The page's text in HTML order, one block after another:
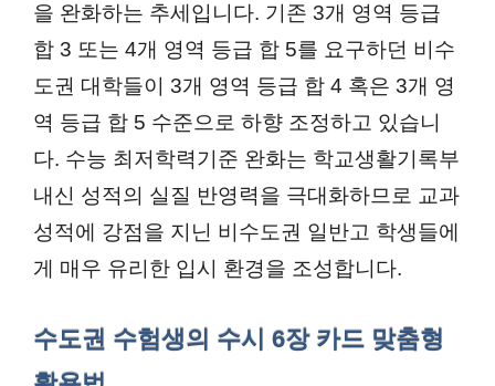
을 완화하는 추세입니다. 기존 3개 영역 등급
합 3 또는 4개 영역 등급 합 5를 요구하던 비수
도권 대학들이 3개 영역 등급 합 4 혹은 3개 영
역 등급 합 5 수준으로 하향 조정하고 있습니
다. 수능 최저학력기준 완화는 학교생활기록부
내신 성적의 실질 반영력을 극대화하므로 교과
성적에 강점을 지닌 비수도권 일반고 학생들에
게 매우 유리한 입시 환경을 조성합니다.
수도권 수험생의 수시 6장 카드 맞춤형